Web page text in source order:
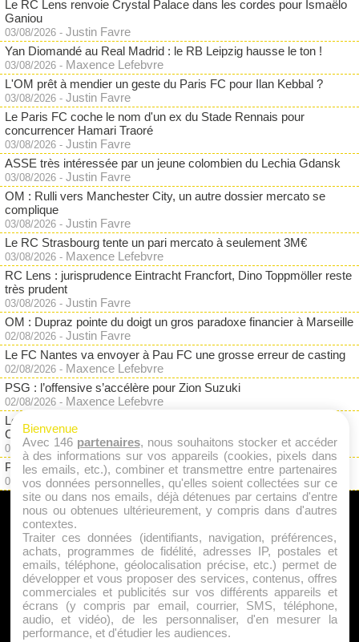
Le RC Lens renvoie Crystal Palace dans les cordes pour Ismaëlo
Ganiou
03/08/2026 - Justin Favre
Yan Diomandé au Real Madrid : le RB Leipzig hausse le ton !
03/08/2026 - Maxence Lefebvre
L'OM prêt à mendier un geste du Paris FC pour Ilan Kebbal ?
03/08/2026 - Justin Favre
Le Paris FC coche le nom d'un ex du Stade Rennais pour
concurrencer Hamari Traoré
03/08/2026 - Justin Favre
ASSE très intéressée par un jeune colombien du Lechia Gdansk
03/08/2026 - Justin Favre
OM : Rulli vers Manchester City, un autre dossier mercato se
complique
03/08/2026 - Justin Favre
Le RC Strasbourg tente un pari mercato à seulement 3M€
03/08/2026 - Maxence Lefebvre
RC Lens : jurisprudence Eintracht Francfort, Dino Toppmöller reste
très prudent
03/08/2026 - Justin Favre
OM : Dupraz pointe du doigt un gros paradoxe financier à Marseille
02/08/2026 - Justin Favre
Le FC Nantes va envoyer à Pau FC une grosse erreur de casting
02/08/2026 - Maxence Lefebvre
PSG : l’offensive s’accélère pour Zion Suzuki
02/08/2026 - Maxence Lefebvre
Le Stade Rennais se sépare d'un gros salaire : direction la
Championship
02/08/2026 -Justin Favre
PSG : Randal Kolo Muani, c'est terminé avec Paris !
02/08/2026 -Maxence Lefebvre
A PROPOS
Qui sommes nous ?
Mentions Légales
Publicité
Politique de Cookies
Contact
Bienvenue
Avec 146 partenaires, nous souhaitons stocker et accéder
à des informations sur vos appareils (cookies, pixels dans
les emails, etc.), combiner et transmettre entre partenaires
vos données personnelles, qu'elles soient collectées sur ce
site ou dans nos emails, déjà détenues par certains d'entre
nous ou obtenues ultérieurement, y compris dans d'autres
contextes.
Traiter ces données (identifiants, navigation, préférences,
achats, programmes de fidélité, adresses IP, postales et
emails, téléphone, géolocalisation précise, etc.) permet de
développer et vous proposer des services, contenus, offres
commerciales et publicités sur vos différents appareils et
écrans (y compris par email, courrier, SMS, téléphone,
audio, et vidéo), de les personnaliser, d'en mesurer la
performance, et d'étudier les audiences.